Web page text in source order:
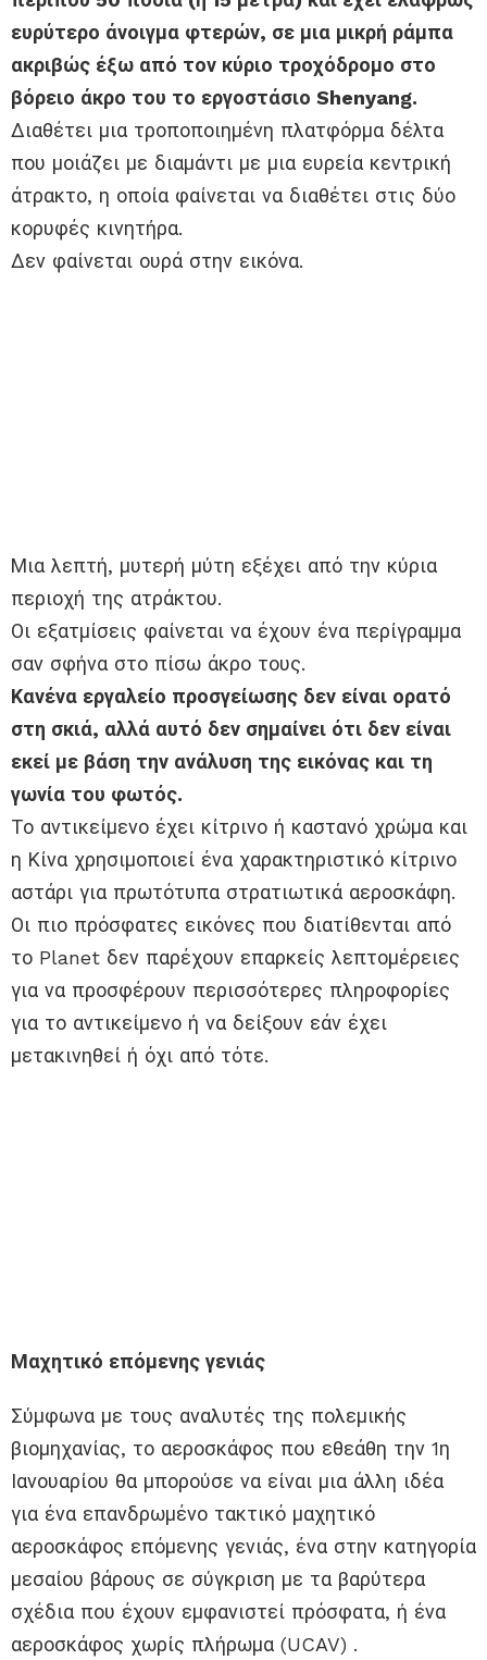
ευρύτερο άνοιγμα φτερών, σε μια μικρή ράμπα
ακριβώς έξω από τον κύριο τροχόδρομο στο
βόρειο άκρο του το εργοστάσιο Shenyang.
Διαθέτει μια τροποποιημένη πλατφόρμα δέλτα
που μοιάζει με διαμάντι με μια ευρεία κεντρική
άτρακτο, η οποία φαίνεται να διαθέτει στις δύο
κορυφές κινητήρα.
Δεν φαίνεται ουρά στην εικόνα.
Μια λεπτή, μυτερή μύτη εξέχει από την κύρια
περιοχή της ατράκτου.
Οι εξατμίσεις φαίνεται να έχουν ένα περίγραμμα
σαν σφήνα στο πίσω άκρο τους.
Κανένα εργαλείο προσγείωσης δεν είναι ορατό
στη σκιά, αλλά αυτό δεν σημαίνει ότι δεν είναι
εκεί με βάση την ανάλυση της εικόνας και τη
γωνία του φωτός.
Το αντικείμενο έχει κίτρινο ή καστανό χρώμα και
η Κίνα χρησιμοποιεί ένα χαρακτηριστικό κίτρινο
αστάρι για πρωτότυπα στρατιωτικά αεροσκάφη.
Οι πιο πρόσφατες εικόνες που διατίθενται από
το Planet δεν παρέχουν επαρκείς λεπτομέρειες
για να προσφέρουν περισσότερες πληροφορίες
για το αντικείμενο ή να δείξουν εάν έχει
μετακινηθεί ή όχι από τότε.
Μαχητικό επόμενης γενιάς
Σύμφωνα με τους αναλυτές της πολεμικής
βιομηχανίας, το αεροσκάφος που εθεάθη την 1η
Ιανουαρίου θα μπορούσε να είναι μια άλλη ιδέα
για ένα επανδρωμένο τακτικό μαχητικό
αεροσκάφος επόμενης γενιάς, ένα στην κατηγορία
μεσαίου βάρους σε σύγκριση με τα βαρύτερα
σχέδια που έχουν εμφανιστεί πρόσφατα, ή ένα
αεροσκάφος χωρίς πλήρωμα (UCAV) .